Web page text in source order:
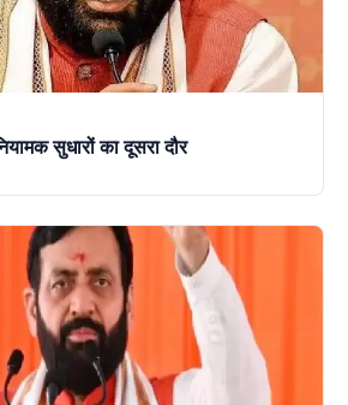
सुधारों का दूसरा दौर